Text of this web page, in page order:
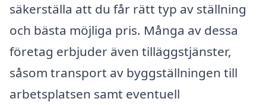
säkerställa att du får rätt typ av ställning
och bästa möjliga pris. Många av dessa
företag erbjuder även tilläggstjänster,
såsom transport av byggställningen till
arbetsplatsen samt eventuell